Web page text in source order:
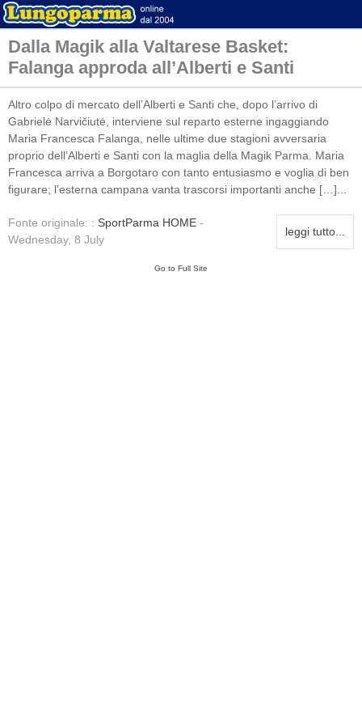
Dalla Magik alla Valtarese Basket:
Falanga approda all’Alberti e Santi
Altro colpo di mercato dell’Alberti e Santi che, dopo l’arrivo di
Gabrielė Narvičiutė, interviene sul reparto esterne ingaggiando
Maria Francesca Falanga, nelle ultime due stagioni avversaria
proprio dell’Alberti e Santi con la maglia della Magik Parma. Maria
Francesca arriva a Borgotaro con tanto entusiasmo e voglia di ben
figurare; l’esterna campana vanta trascorsi importanti anche […]...
leggi tutto...
Fonte originale: : SportParma HOME -
Wednesday, 8 July
Go to Full Site